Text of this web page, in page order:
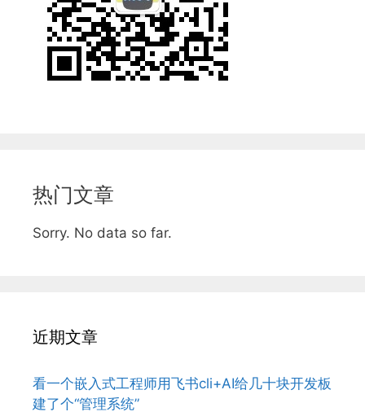
热门文章
Sorry. No data so far.
近期文章
看一个嵌入式工程师用飞书cli+AI给几十块开发板
建了个“管理系统”